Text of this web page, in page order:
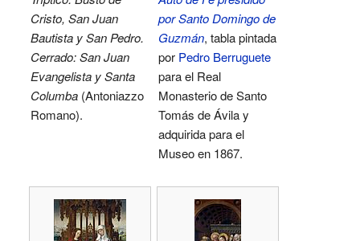
Cristo, San Juan
Bautista y San Pedro.
Cerrado: San Juan
Evangelista y Santa
Columba (Antoniazzo
Romano).
por Santo Domingo de
Guzmán, tabla pintada
por Pedro Berruguete
para el Real
Monasterio de Santo
Tomás de Ávila y
adquirida para el
Museo en 1867.